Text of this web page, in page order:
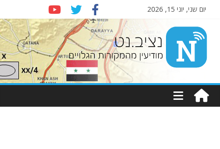
יום שני, יוני 15, 2026
Nziv.net
מודיעין
מהמקורות